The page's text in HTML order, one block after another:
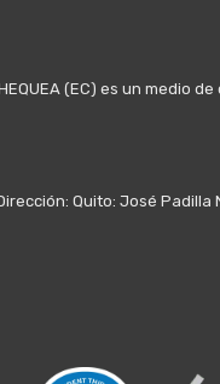
(EC) es un medio
Quito: José Padilla